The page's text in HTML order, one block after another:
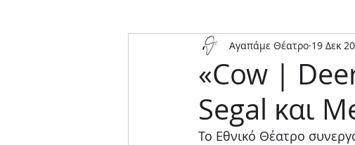
Αρχαία Τραγωδία Δράμα
Μουσική παράσταση Παιδικό
«Cow |
Segal και
Αγαπάμε Θέατρο 19 Δεκ
Το Εθνικό Θέατρο